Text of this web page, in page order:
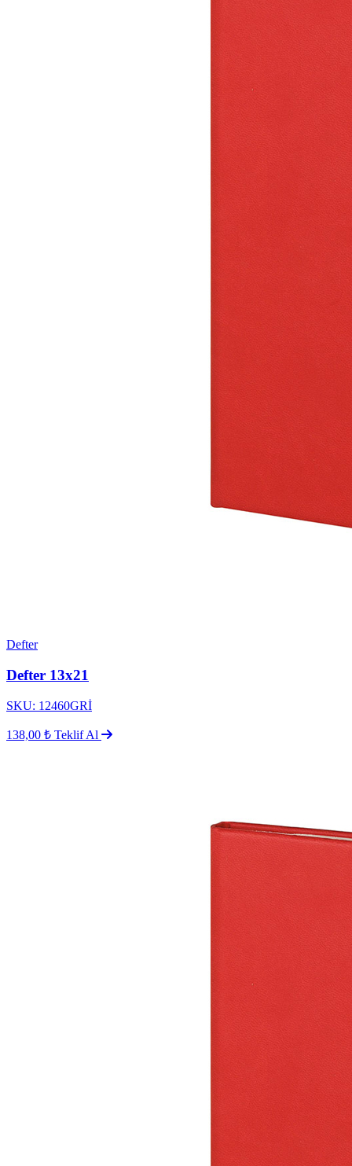
Defter
Defter 13x21
SKU: 12460GRİ
138,00 ₺ Teklif Al